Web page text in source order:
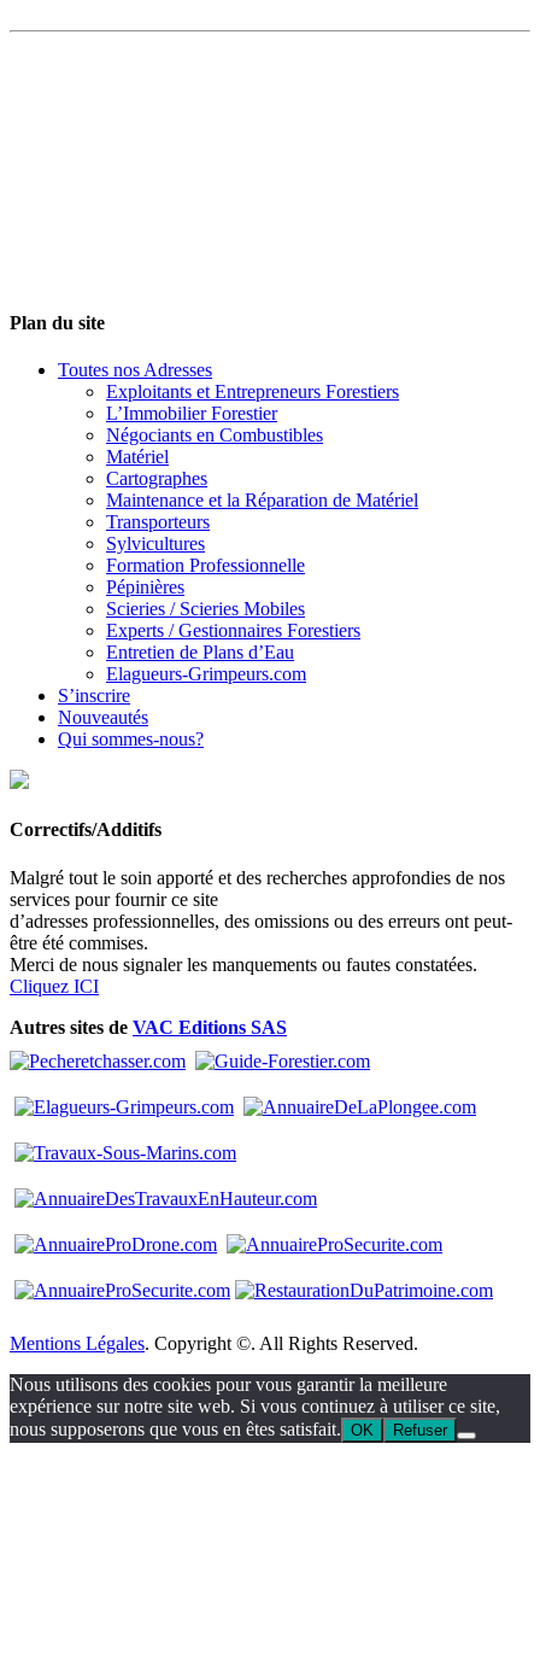
Plan du site
Toutes nos Adresses
Exploitants et Entrepreneurs Forestiers
L’Immobilier Forestier
Négociants en Combustibles
Matériel
Cartographes
Maintenance et la Réparation de Matériel
Transporteurs
Sylvicultures
Formation Professionnelle
Pépinières
Scieries / Scieries Mobiles
Experts / Gestionnaires Forestiers
Entretien de Plans d’Eau
Elagueurs-Grimpeurs.com
S’inscrire
Nouveautés
Qui sommes-nous?
Correctifs/Additifs
Malgré tout le soin apporté et des recherches approfondies de nos
services pour fournir ce site
d’adresses professionnelles, des omissions ou des erreurs ont peut-
être été commises.
Merci de nous signaler les manquements ou fautes constatées.
Cliquez ICI
Autres sites de VAC Editions SAS
Mentions Légales. Copyright ©. All Rights Reserved.
Nous utilisons des cookies pour vous garantir la meilleure
expérience sur notre site web. Si vous continuez à utiliser ce site,
nous supposerons que vous en êtes satisfait. OK Refuser